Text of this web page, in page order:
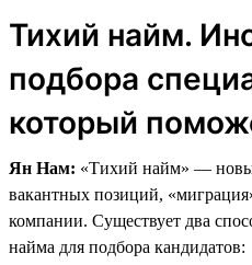
Тихий найм.
подбора
который
Ян Нам: «Тихий найм» —
вакантных позиций,
компании. Существует два
найма для подбора кандидатов: